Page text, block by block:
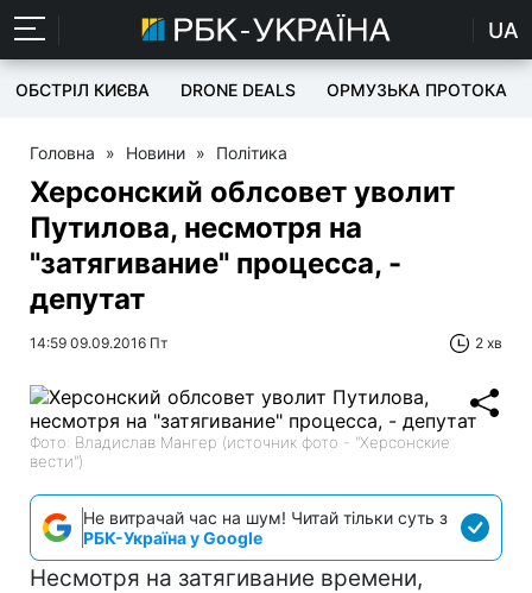
UA
ОБСТРІЛ КИЄВА DRONE DEALS ОРМУЗЬКА ПРОТОКА
Головна » Новини » Політика
Херсонский облсовет уволит
Путилова, несмотря на
"затягивание" процесса, -
депутат
14:59 09.09.2016 Пт 2 хв
Фото: Владислав Мангер (источник фото - "Херсонские
вести")
Не витрачай час на шум! Читай тільки суть з
РБК-Україна у Google
Несмотря на затягивание времени,